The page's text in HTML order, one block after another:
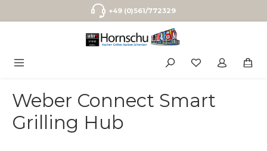
Zum Hauptinhalt springen+49 (0)561/772329
Weber Connect Smart
Grilling Hub